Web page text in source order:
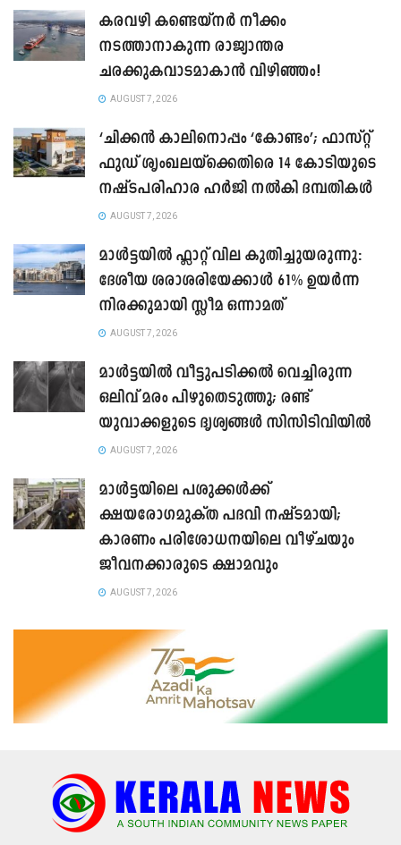
കരവഴി കണ്ടെയ്നർ നീക്കം
നടത്താനാകുന്ന രാജ്യാന്തര
ചരക്കുകവാടമാകാൻ വിഴിഞ്ഞം!
AUGUST 7, 2026
‘ചിക്കൻ കാലിനൊപ്പം ‘കോണ്ടം’; ഫാസ്റ്റ്
ഫുഡ് ശൃംഖലയ്ക്കെതിരെ 14 കോടിയുടെ
നഷ്ടപരിഹാര ഹർജി നൽകി ദമ്പതികൾ
AUGUST 7, 2026
മാൾട്ടയിൽ ഫ്ലാറ്റ് വില കുതിച്ചുയരുന്നു:
ദേശീയ ശരാശരിയേക്കാൾ 61% ഉയർന്ന
നിരക്കുമായി സ്ലീമ ഒന്നാമത്
AUGUST 7, 2026
മാൾട്ടയിൽ വീട്ടുപടിക്കൽ വെച്ചിരുന്ന
ഒലിവ് മരം പിഴുതെടുത്തു; രണ്ട്
യുവാക്കളുടെ ദൃശ്യങ്ങൾ സിസിടിവിയിൽ
AUGUST 7, 2026
മാൾട്ടയിലെ പശുക്കൾക്ക്
ക്ഷയരോഗമുക്ത പദവി നഷ്ടമായി;
കാരണം പരിശോധനയിലെ വീഴ്ചയും
ജീവനക്കാരുടെ ക്ഷാമവും
AUGUST 7, 2026